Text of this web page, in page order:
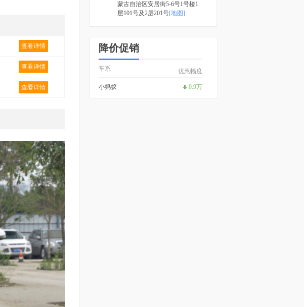
查看详情
查看详情
查看详情
蒙古自治区安居街5-6号1号楼1
层101号及2层201号[地图]
降价促销
车系 优惠幅度
小蚂蚁 0.9万